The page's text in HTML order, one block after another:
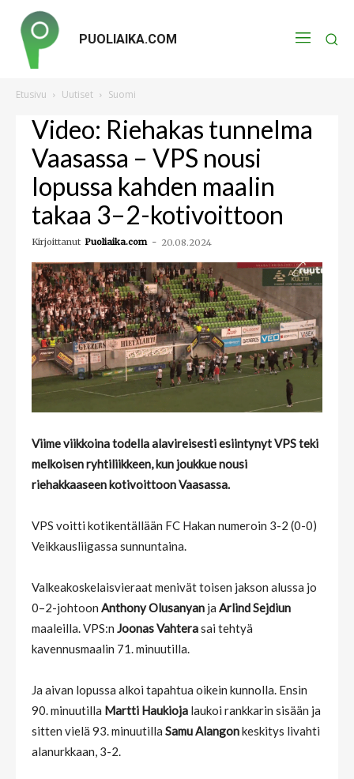
PUOLIAIKA.COM
Etusivu Uutiset Suomi
Video: Riehakas tunnelma
Vaasassa – VPS nousi
lopussa kahden maalin
takaa 3–2-kotivoittoon
Kirjoittanut Puoliaika.com - 20.08.2024
Viime viikkoina todella alavireisesti esiintynyt VPS teki
melkoisen ryhtiliikkeen, kun joukkue nousi
riehakkaaseen kotivoittoon Vaasassa.
VPS voitti kotikentällään FC Hakan numeroin 3-2 (0-0)
Veikkausliigassa sunnuntaina.
Valkeakoskelaisvieraat menivät toisen jakson alussa jo
0–2-johtoon Anthony Olusanyan ja Arlind Sejdiun
maaleilla. VPS:n Joonas Vahterasai tehtyä
kavennusmaalin 71. minuutilla.
Ja aivan lopussa alkoi tapahtua oikein kunnolla. Ensin
90. minuutilla Martti Haukioja laukoi rankkarin sisään ja
sitten vielä 93. minuutilla Samu Alangonkeskitys livahti
alanurkkaan, 3-2.